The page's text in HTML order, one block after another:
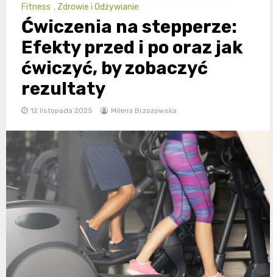
Fitness , Zdrowie i Odżywianie
Ćwiczenia na stepperze:
Efekty przed i po oraz jak
ćwiczyć, by zobaczyć
rezultaty
12 listopada 2025 Milena Brzozowska